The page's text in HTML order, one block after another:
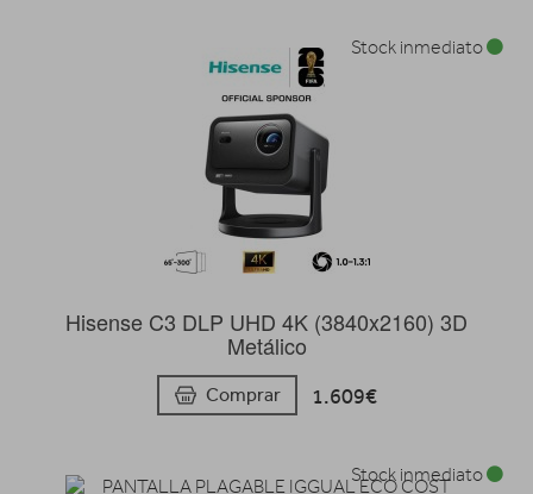
Hisense C3 DLP UHD 4K (3840x2160) 3D
Metálico
Comprar 1.609€
Stock inmediato
Stock inmediato